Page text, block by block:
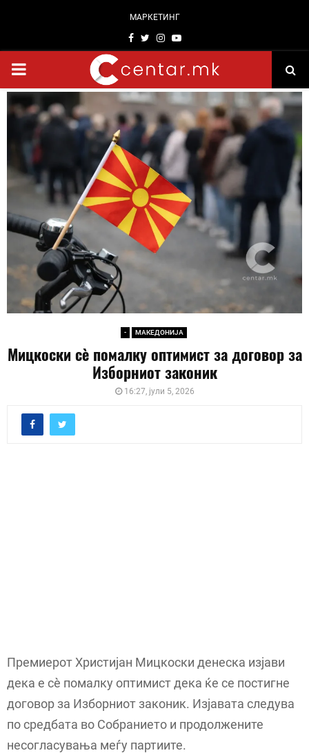
МАРКЕТИНГ
Facebook
TwitterInstagram
Youtube
PRIMARY
MENU
- МАКЕДОНИЈА
Мицкоски сè помалку оптимист за договор за
Изборниот законик
16:27, јули 5, 2026
Премиерот Христијан Мицкоски денеска изјави
дека е сè помалку оптимист дека ќе се постигне
договор за Изборниот законик. Изјавата следува
по средбата во Собранието и продолжените
несогласувања меѓу партиите.